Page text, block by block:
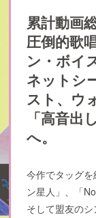
累計動画
圧倒的歌
ン・ボイ
ネットシ
スト、ウ
「高音出
へ。
今作でタッグ
ン星人」、「
そして盟友の